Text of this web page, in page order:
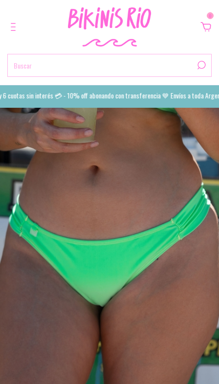
0
sin interés 💳 - 10% off abonando con transferencia 💙 Envíos a toda